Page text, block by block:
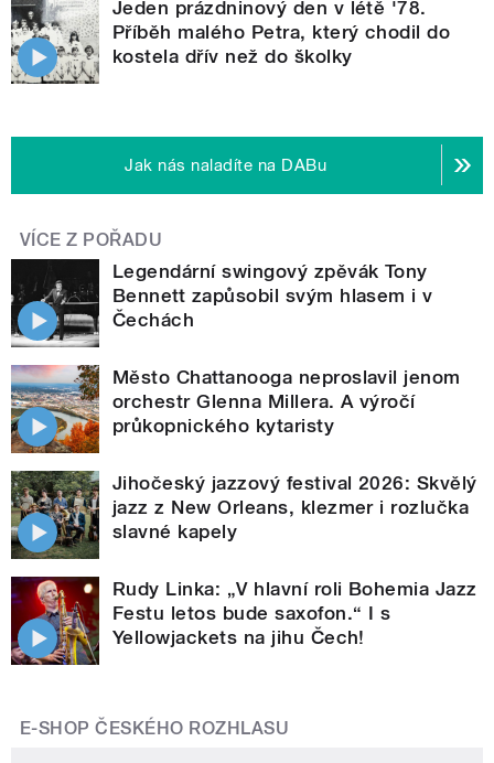
Jeden prázdninový den v létě '78.
Příběh malého Petra, který chodil do
kostela dřív než do školky
Jak nás naladíte na DABu
VÍCE Z POŘADU
Legendární swingový zpěvák Tony
Bennett zapůsobil svým hlasem i v
Čechách
Město Chattanooga neproslavil jenom
orchestr Glenna Millera. A výročí
průkopnického kytaristy
Jihočeský jazzový festival 2026: Skvělý
jazz z New Orleans, klezmer i rozlučka
slavné kapely
Rudy Linka: „V hlavní roli Bohemia Jazz
Festu letos bude saxofon.“ I s
Yellowjackets na jihu Čech!
E-SHOP ČESKÉHO ROZHLASU